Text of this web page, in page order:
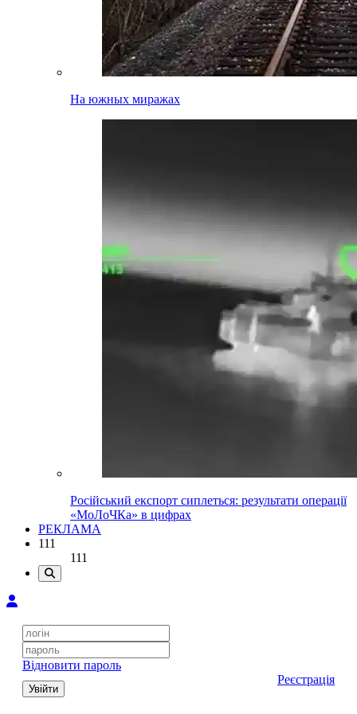
На южных миражах
Російський експорт сиплеться: результати операції
«МоЛоЧКа» в цифрах
РЕКЛАМА
111
111
Відновити пароль
Увійти
Реєстрація